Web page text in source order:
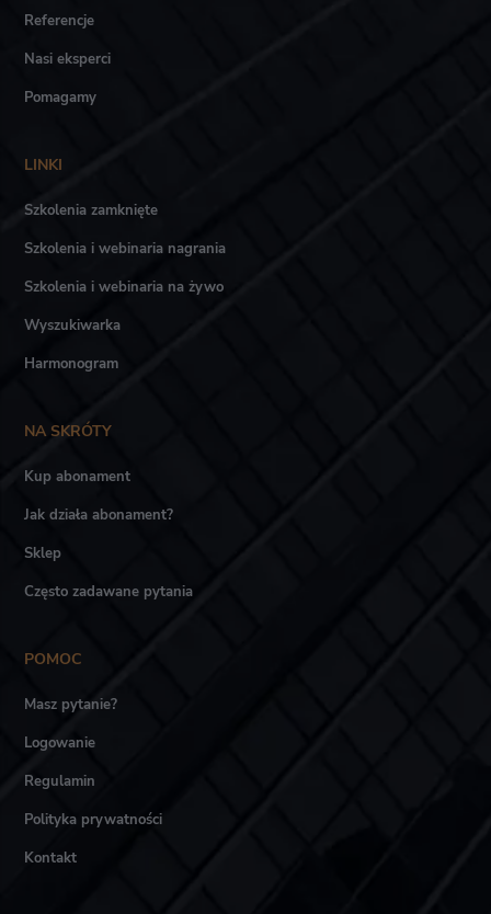
Referencje
Nasi eksperci
Pomagamy
LINKI
Szkolenia zamknięte
Szkolenia i webinaria nagrania
Szkolenia i webinaria na żywo
Wyszukiwarka
Harmonogram
NA SKRÓTY
Kup abonament
Jak działa abonament?
Sklep
Często zadawane pytania
POMOC
Masz pytanie?
Logowanie
Regulamin
Polityka prywatności
Kontakt